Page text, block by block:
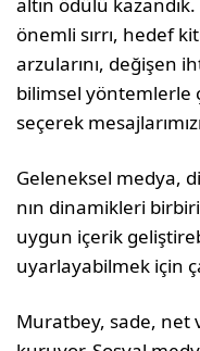
önemli sırrı, hedef
arzularını, değişen
bilimsel yöntemlerle
seçerek
Geleneksel medya,
nın dinamikleri
uygun içerik
uyarlayabilmek için
Muratbey, sade, net